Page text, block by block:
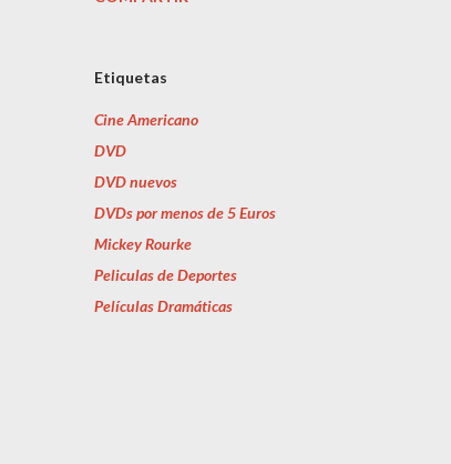
Etiquetas
Cine Americano
DVD
DVD nuevos
DVDs por menos de 5 Euros
Mickey Rourke
Peliculas de Deportes
Películas Dramáticas